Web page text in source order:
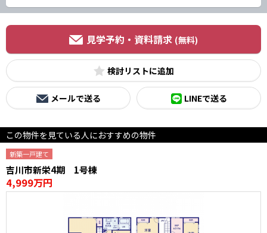
見学予約・資料請求 (無料)
検討リスト
メールで送る LINEで送る
この物件を見ている人におすすめの物件
新築一戸建て
吉川市新栄4期 1号棟
4,999万円